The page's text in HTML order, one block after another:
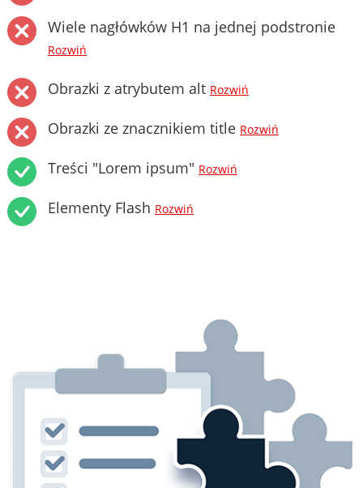
Wiele nagłówków H1 na jednej podstronie
Rozwiń
Obrazki z atrybutem alt Rozwiń
Obrazki ze znacznikiem title Rozwiń
Treści "Lorem ipsum" Rozwiń
Elementy Flash Rozwiń